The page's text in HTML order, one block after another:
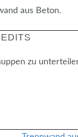
aus Beton.
zu